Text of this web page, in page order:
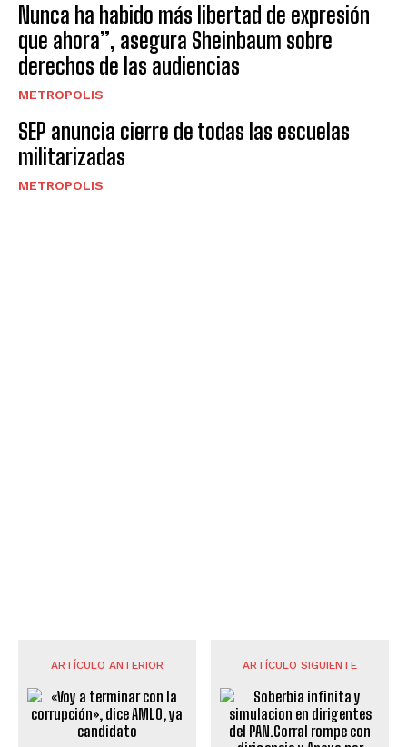
Nunca ha habido más libertad de expresión
que ahora”, asegura Sheinbaum sobre
derechos de las audiencias
METROPOLIS
SEP anuncia cierre de todas las escuelas
militarizadas
METROPOLIS
ARTÍCULO ANTERIOR ARTÍCULO SIGUIENTE